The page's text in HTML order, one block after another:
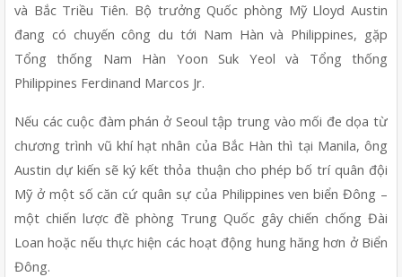
và Bắc Triều Tiên. Bộ trưởng Quốc phòng Mỹ Lloyd Austin
đang có chuyến công du tới Nam Hàn và Philippines, gặp
Tổng thống Nam Hàn Yoon Suk Yeol và Tổng thống
Philippines Ferdinand Marcos Jr.
Nếu các cuộc đàm phán ở Seoul tập trung vào mối đe dọa từ
chương trình vũ khí hạt nhân của Bắc Hàn thì tại Manila, ông
Austin dự kiến sẽ ký kết thỏa thuận cho phép bố trí quân đội
Mỹ ở một số căn cứ quân sự của Philippines ven biển Đông –
một chiến lược đề phòng Trung Quốc gây chiến chống Đài
Loan hoặc nếu thực hiện các hoạt động hung hăng hơn ở Biển
Đông.